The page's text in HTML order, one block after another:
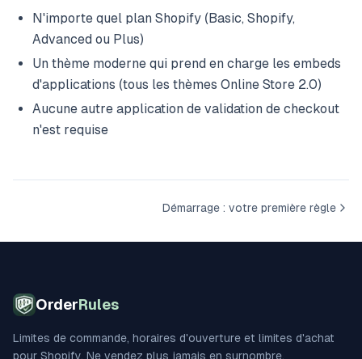
N'importe quel plan Shopify (Basic, Shopify,
Advanced ou Plus)
Un thème moderne qui prend en charge les embeds
d'applications (tous les thèmes Online Store 2.0)
Aucune autre application de validation de checkout
n'est requise
Démarrage : votre première règle
OrderRules
Limites de commande, horaires d'ouverture et limites d'achat
pour Shopify. Ne vendez plus jamais en surnombre.